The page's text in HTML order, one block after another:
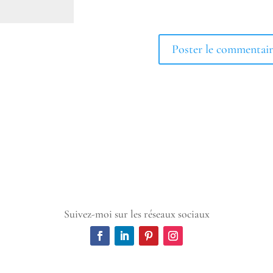
Suivez-moi sur les réseaux sociaux